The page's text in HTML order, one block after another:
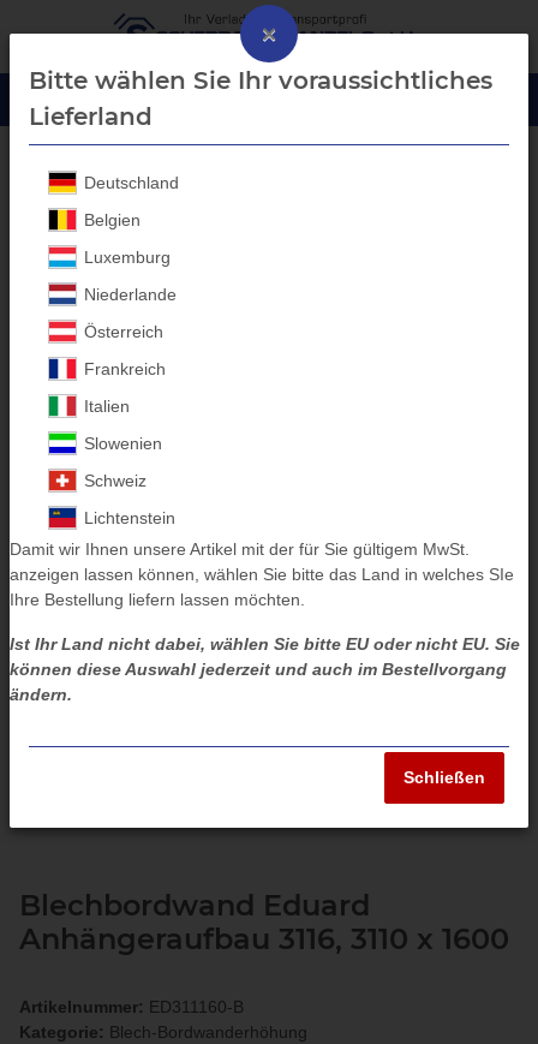
Blech-Bordwanderhöhung
Blechbordwand Eduard
Anhängeraufbau 3116, 3110 x 1600
Artikelnummer: ED311160-B
Kategorie: Blech-Bordwanderhöhung
×
Bitte wählen Sie Ihr voraussichtliches
Lieferland
Deutschland
Belgien
Luxemburg
Niederlande
Österreich
Frankreich
Italien
Slowenien
Schweiz
Lichtenstein
Damit wir Ihnen unsere Artikel mit der für Sie gültigem MwSt.
anzeigen lassen können, wählen Sie bitte das Land in welches SIe
Ihre Bestellung liefern lassen möchten.
Ist Ihr Land nicht dabei, wählen Sie bitte EU oder nicht EU. Sie
können diese Auswahl jederzeit und auch im Bestellvorgang
ändern.
Schließen